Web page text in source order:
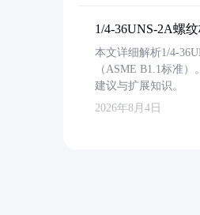
1/4-36UNS-2A螺
本文详细解析1/4-
（ASME B1.1标准
建议与扩展知识。
2026年8月4日